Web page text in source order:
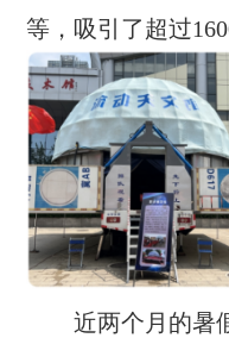
等，吸引了超过
近两个月的暑